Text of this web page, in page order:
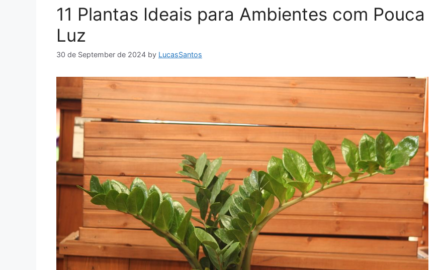
11 Plantas Ideais para Ambientes com Pouca
Luz
30 de September de 2024 by LucasSantos